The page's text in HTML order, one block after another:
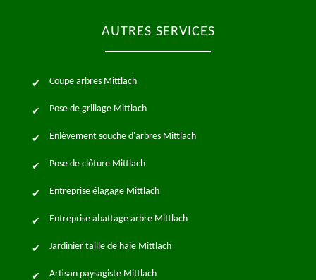
AUTRES SERVICES
Coupe arbres Mittlach
Pose de grillage Mittlach
Enlèvement souche d'arbres Mittlach
Pose de clôture Mittlach
Entreprise élagage Mittlach
Entreprise abattage arbre Mittlach
Jardinier taille de haie Mittlach
Artisan paysagiste Mittlach